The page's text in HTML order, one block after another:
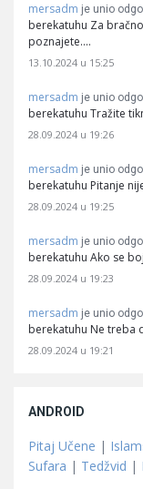
mersadm je unio
berekatuhu Za
poznajete.…
13.10.2024 u 15:25
mersadm je unio
berekatuhu Tražite
28.09.2024 u 19:26
mersadm je unio
berekatuhu Pitanje
28.09.2024 u 19:25
mersadm je unio
berekatuhu Ako se
28.09.2024 u 19:23
mersadm je unio
berekatuhu Ne treba
28.09.2024 u 19:21
ANDROID
Pitaj Učene |
Sufara | Tedžvid |